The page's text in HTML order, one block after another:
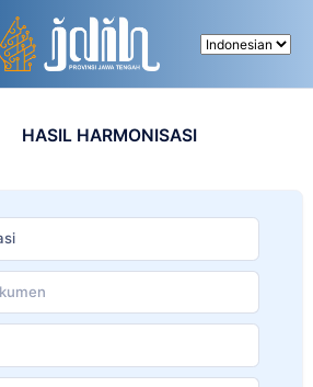
HASIL HARMONISASI